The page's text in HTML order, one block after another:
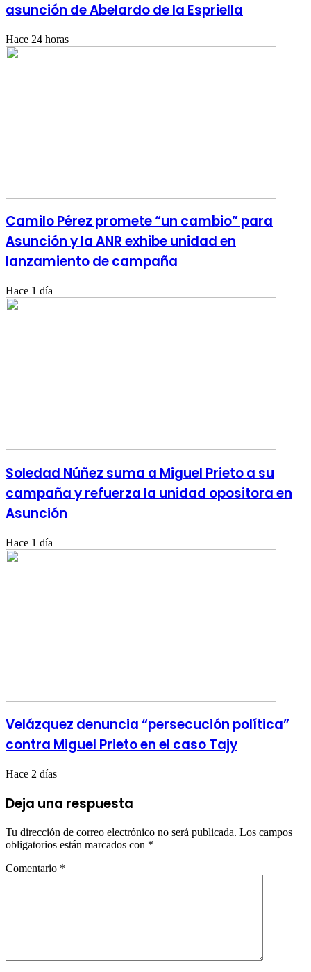
asunción de Abelardo de la Espriella
Hace 24 horas
Camilo Pérez promete “un cambio” para
Asunción y la ANR exhibe unidad en
lanzamiento de campaña
Hace 1 día
Soledad Núñez suma a Miguel Prieto a su
campaña y refuerza la unidad opositora en
Asunción
Hace 1 día
Velázquez denuncia “persecución política”
contra Miguel Prieto en el caso Tajy
Hace 2 días
Deja una respuesta
Tu dirección de correo electrónico no será publicada. Los campos
obligatorios están marcados con *
Comentario *